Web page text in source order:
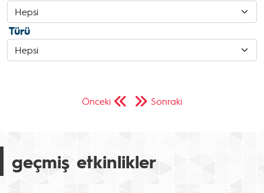
Türü
Önceki Sonraki
geçmiş etkinlikler